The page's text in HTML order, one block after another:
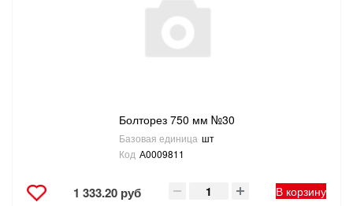
Болторез 750 мм №30
Базовая единица шт
Код А0009811
1 333.20 руб В корзину